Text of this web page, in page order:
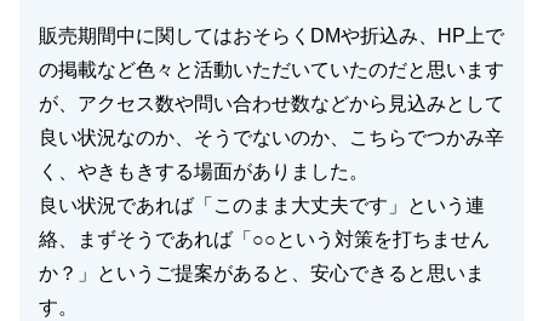
販売期間中に関してはおそらくDMや折込み、HP上で
の掲載など色々と活動いただいていたのだと思います
が、アクセス数や問い合わせ数などから見込みとして
良い状況なのか、そうでないのか、こちらでつかみ辛
く、やきもきする場面がありました。
良い状況であれば「このまま大丈夫です」という連
絡、まずそうであれば「○○という対策を打ちません
か？」というご提案があると、安心できると思いま
す。